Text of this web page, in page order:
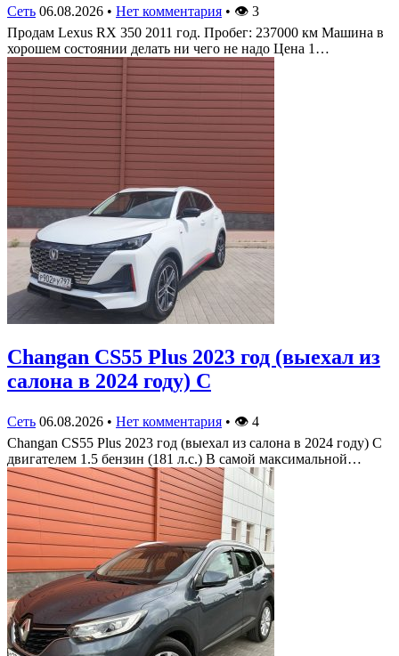
Сеть 06.08.2026 • Нет комментария • 👁 3
Продам Lexus RX 350 2011 год. Пробег: 237000 км Машина в
хорошем состоянии делать ни чего не надо Цена 1…
Changan CS55 Plus 2023 год (выехал из
салона в 2024 году) С
Сеть 06.08.2026 • Нет комментария • 👁 4
Changan CS55 Plus 2023 год (выехал из салона в 2024 году) С
двигателем 1.5 бензин (181 л.с.) В самой максимальной…